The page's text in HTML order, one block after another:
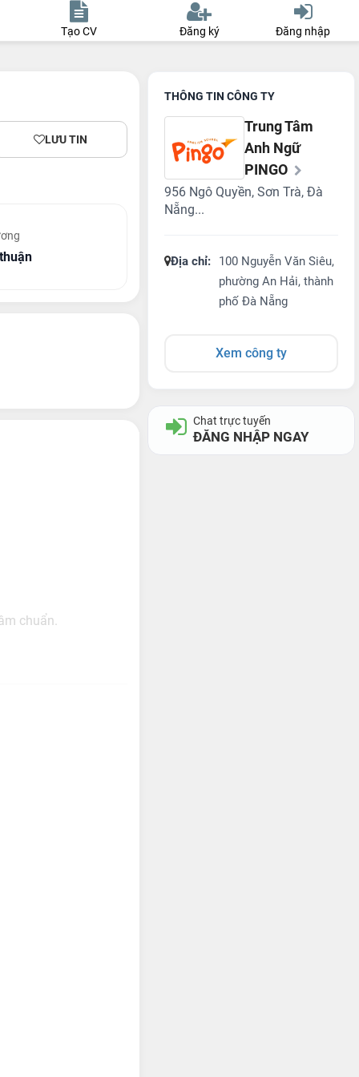
Tạo CV Đăng ký Đăng nhập
LƯU TIN
chuẩn.
THÔNG TIN CÔNG TY
Trung Tâm
Anh Ngữ
PINGO
956 Ngô Quyền, Sơn Trà, Đà
Nẵng...
Địa chỉ:
100 Nguyễn Văn Siêu,
phường An Hải, thành
phố Đà Nẵng
Xem công ty
Chat trực tuyến
ĐĂNG NHẬP NGAY